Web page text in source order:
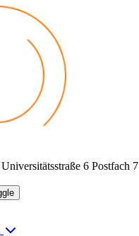
6 Postfach 7